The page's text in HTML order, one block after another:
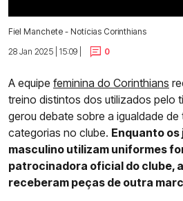
Fiel Manchete - Notícias Corinthians
28 Jan 2025 | 15:09 |
0
A equipe feminina do Corinthians
treino distintos dos utilizados pelo
gerou debate sobre a igualdade
categorias no clube. Enquanto
masculino utilizam uniformes
patrocinadora oficial do clube,
receberam peças de outra